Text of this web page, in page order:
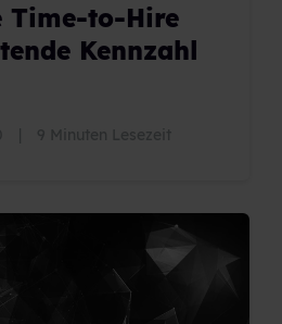
Time-to-Hire
Kennzahl